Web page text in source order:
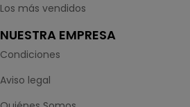
Los más vendidos
NUESTRA EMPRESA
Condiciones
Aviso legal